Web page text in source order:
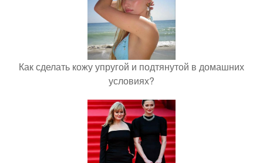
Как сделать кожу упругой и подтянутой в домашних
условиях?